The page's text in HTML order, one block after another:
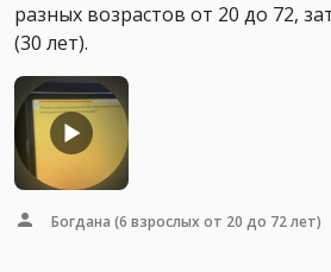
разных возрастов от 20 до 72,
(30 лет).
Богдана (6 взрослых от 20 до 72 лет)